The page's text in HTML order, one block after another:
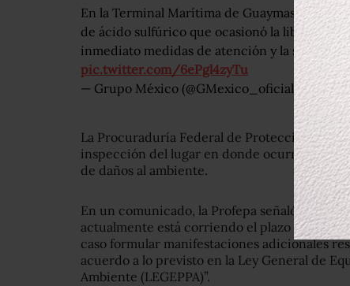
En la Terminal Marítima de Guaymas se
de ácido sulfúrico que ocasionó la liberación
inmediato medidas de atención y la situación
pic.twitter.com/6ePgl4zyTu
— Grupo México (@GMexico_oficial)July 10,
La Procuraduría Federal de Protección al
inspección del lugar en donde ocurrió el
de daños al ambiente.
En un comunicado, la Profepa señaló que
actualmente está corriendo el plazo de cinco
caso formular manifestaciones adicionales
acuerdo a lo previsto en la Ley General de
Ambiente (LEGEPPA)”.